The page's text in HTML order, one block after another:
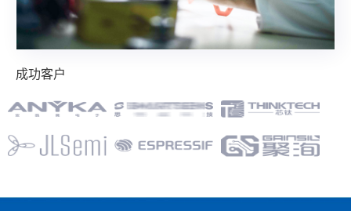
成功客户
成功客户
成功客户
成功客户
成功客户